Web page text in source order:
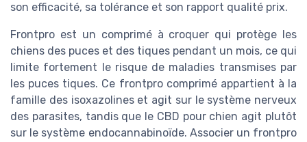
son efficacité, sa tolérance et son rapport qualité prix.
Frontpro est un comprimé à croquer qui protège les
chiens des puces et des tiques pendant un mois, ce qui
limite fortement le risque de maladies transmises par
les puces tiques. Ce frontpro comprimé appartient à la
famille des isoxazolines et agit sur le système nerveux
des parasites, tandis que le CBD pour chien agit plutôt
sur le système endocannabinoïde. Associer un frontpro